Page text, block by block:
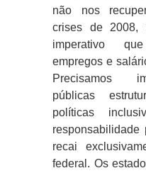
não nos
crises de 2008,
imperativo
empregos e
Precisamos
públicas
políticas
recai
federal. Os